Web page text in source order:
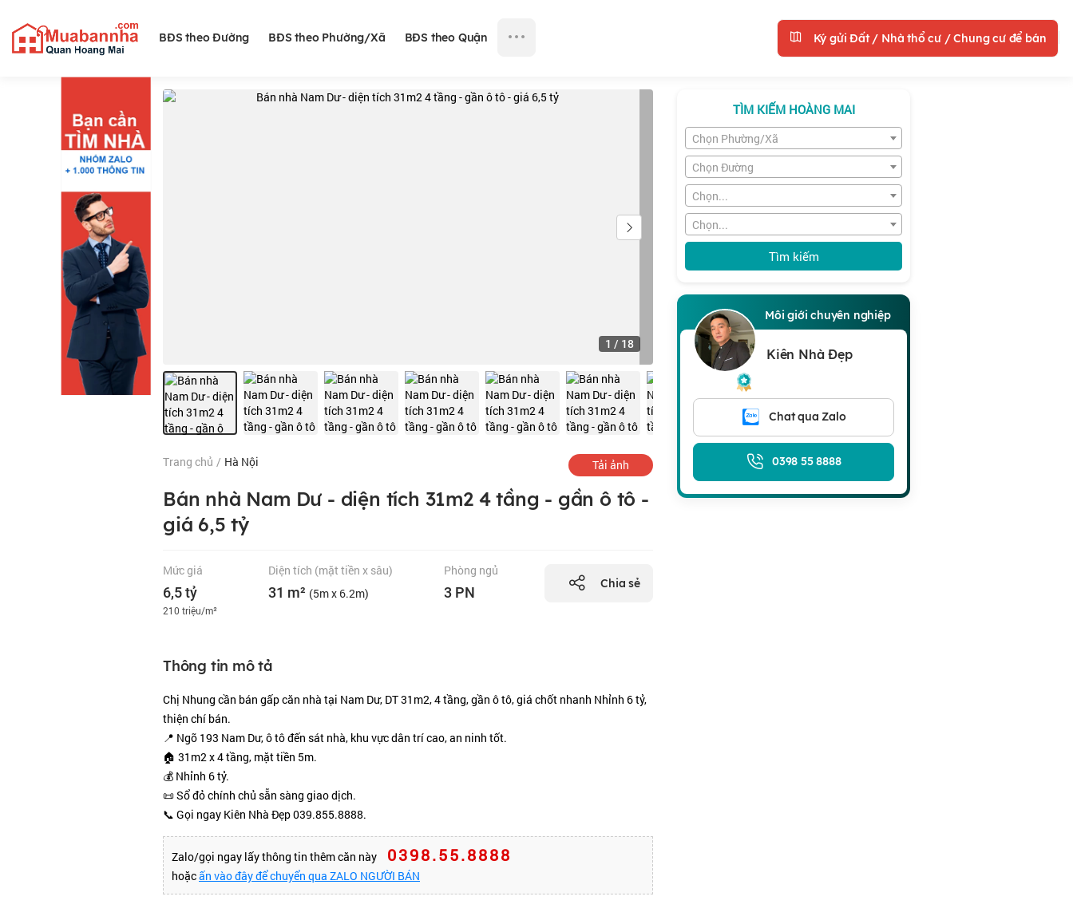
Ký gửi Đất / Nhà thổ cư / Chung cư để bán
BĐS theo Đường BĐS theo Phường/Xã BĐS theo Quận
1 / 18
Trang chủ / Hà Nội Tải ảnh
Bán nhà Nam Dư - diện tích 31m2 4 tầng - gần ô tô -
giá 6,5 tỷ
Mức giá
6,5 tỷ
210 triệu/m²
Diện tích (mặt tiền x sâu)
31 m² (5m x 6.2m)
Phòng ngủ
3 PN
Chia sẻ
Thông tin mô tả
Chị Nhung cần bán gấp căn nhà tại Nam Dư, DT 31m2, 4 tầng, gần ô tô, giá chốt nhanh Nhỉnh 6 tỷ,
thiện chí bán.
📍 Ngõ 193 Nam Dư, ô tô đến sát nhà, khu vực dân trí cao, an ninh tốt.
🏠 31m2 x 4 tầng, mặt tiền 5m.
💰 Nhỉnh 6 tỷ.
📜 Sổ đỏ chính chủ sẵn sàng giao dịch.
📞 Gọi ngay Kiên Nhà Đẹp 039.855.8888.
Zalo/gọi ngay lấy thông tin thêm căn này 0398.55.8888
hoặcấn vào đây để chuyển qua ZALO NGƯỜI BÁN
TÌM KIẾM HOÀNG MAI
Chọn Phường/Xã
Chọn Đường
Chọn...
Chọn...
Tìm kiếm
Môi giới chuyên nghiệp
Kiên Nhà Đẹp
Chat qua Zalo
0398 55 8888